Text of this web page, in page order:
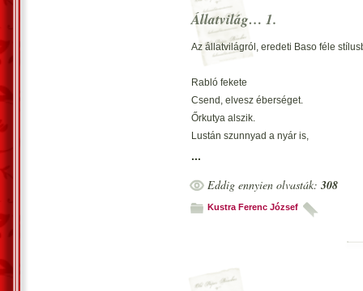
Állatvilág… 1.
Az állatvilágról, eredeti Baso féle
Rabló fekete
Csend, elvesz éberséget.
Őrkutya alszik.
Lustán szunnyad a nyár is,
Este, tehén bőg,
Várja, hogy jól megfejjék.
...
Eddig ennyien olvasták: 308
Kustra Ferenc József